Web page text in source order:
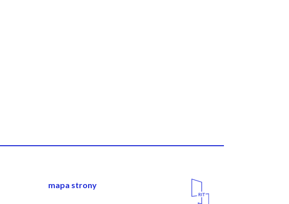
nawigacja
mapa strony
Media
Społecznościowe